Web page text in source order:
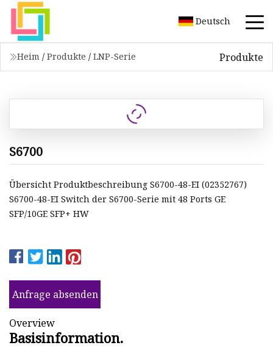
Deutsch
Heim / Produkte / LNP-Serie Produkte
S6700
Übersicht Produktbeschreibung S6700-48-EI (02352767)
S6700-48-EI Switch der S6700-Serie mit 48 Ports GE
SFP/10GE SFP+ HW
Anfrage absenden
Overview
Basisinformation.